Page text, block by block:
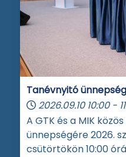
Tanévnyitó
2026.09.10 10:00 -
A GTK és a MIK
ünnepségére 2026.
csütörtökön 10:00